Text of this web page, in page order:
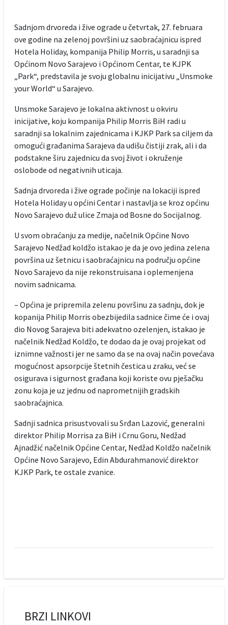
Sadnjom drvoreda i žive ograde u četvrtak, 27. februara
ove godine na zelenoj površini uz saobraćajnicu ispred
Hotela Holiday, kompanija Philip Morris, u saradnji sa
Općinom Novo Sarajevo i Općinom Centar, te KJPK
„Park“, predstavila je svoju globalnu inicijativu „Unsmoke
your World“ u Sarajevo.
Unsmoke Sarajevo je lokalna aktivnost u okviru
inicijative, koju kompanija Philip Morris BiH radi u
saradnji sa lokalnim zajednicama i KJKP Park sa ciljem da
omogući građanima Sarajeva da udišu čistiji zrak, ali i da
podstakne širu zajednicu da svoj život i okruženje
oslobode od negativnih uticaja.
Sadnja drvoreda i žive ograde počinje na lokaciji ispred
Hotela Holiday u općini Centar i nastavlja se kroz općinu
Novo Sarajevo duž ulice Zmaja od Bosne do Socijalnog.
U svom obraćanju za medije, načelnik Općine Novo
Sarajevo Nedžad koldžo istakao je da je ovo jedina zelena
površina uz šetnicu i saobraćajnicu na području općine
Novo Sarajevo da nije rekonstruisana i oplemenjena
novim sadnicama.
– Općina je pripremila zelenu površinu za sadnju, dok je
kopanija Philip Morris obezbijedila sadnice čime će i ovaj
dio Novog Sarajeva biti adekvatno ozelenjen, istakao je
načelnik Nedžad Koldžo, te dodao da je ovaj projekat od
iznimne važnosti jer ne samo da se na ovaj način povećava
mogućnost apsorpcije štetnih čestica u zraku, već se
osigurava i sigurnost građana koji koriste ovu pješačku
zonu koja je uz jednu od naprometnijih gradskih
saobraćajnica.
Sadnji sadnica prisustvovali su Srđan Lazović, generalni
direktor Philip Morrisa za BiH i Crnu Goru, Nedžad
Ajnadžić načelnik Općine Centar, Nedžad Koldžo načelnik
Općine Novo Sarajevo, Edin Abdurahmanović direktor
KJKP Park, te ostale zvanice.
BRZI LINKOVI